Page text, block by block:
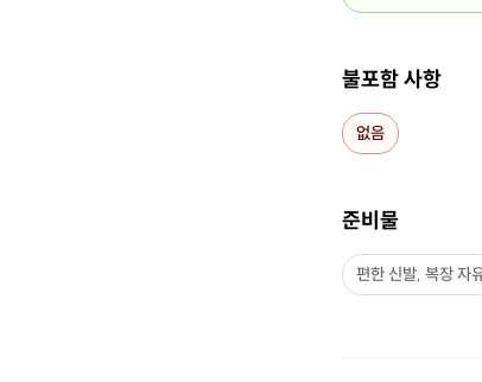
불포함 사항
없음
준비물
편한 신발, 복장 자